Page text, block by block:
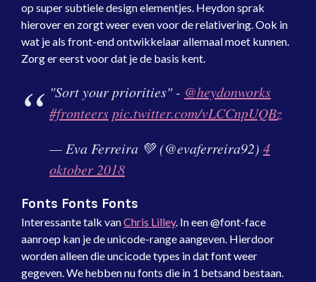
op super subtiele design elementjes. Heydon sprak
hierover en zorgt weer even voor de relativering. Ook in
wat je als front-end ontwikkelaar allemaal moet kunnen.
Zorg er eerst voor dat je de basis kent.
"Sort your priorities" - @heydonworks
#fronteerspic.twitter.com/vLCCnpUQBz
— Eva Ferreira 💚 (@evaferreira92) 4
oktober 2018
Fonts Fonts Fonts
Interessante talk vanChris Lilley. In een @font-face
aanroep kan je de unicode-range aangeven. Hierdoor
worden alleen die uncicode types in dat font weer
gegeven. We hebben nu fonts die in 1 betsand bestaan.